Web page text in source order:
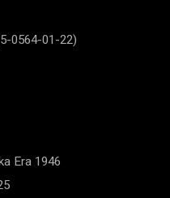
0564-01-22)
Era 1946